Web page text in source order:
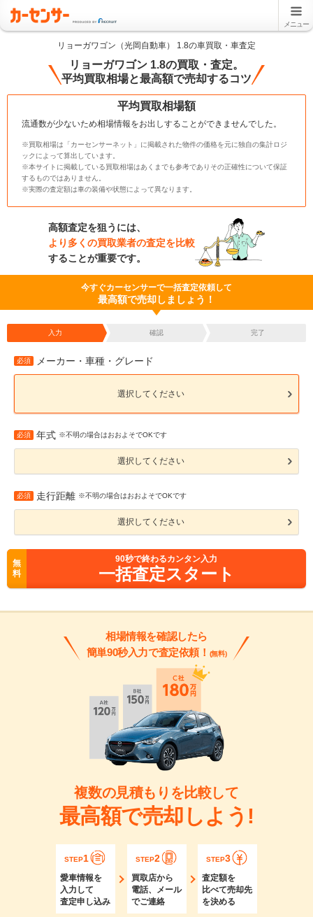
メニュー
リョーガワゴン（光岡自動車） 1.8の車買取・車査定
リョーガワゴン 1.8の買取・査定。
平均買取相場と最高額で売却するコツ
平均買取相場額
流通数が少ないため相場情報をお出しすることができませんでした。
※買取相場は「カーセンサーネット」に掲載された物件の価格を元に独自の集計ロジ
ックによって算出しています。
※本サイトに掲載している買取相場はあくまでも参考でありその正確性について保証
するものではありません。
※実際の査定額は車の装備や状態によって異なります。
高額査定を狙うには、
より多くの買取業者の査定を比較
することが重要です。
今すぐカーセンサーで一括査定依頼して
最高額で売却しましょう！
入力 確認 完了
必須 メーカー・車種・グレード
選択してください
必須 年式 ※不明の場合はおおよそでOKです
選択してください
必須 走行距離 ※不明の場合はおおよそでOKです
選択してください
無
料
90秒で終わるカンタン入力
一括査定スタート
相場情報を確認したら
簡単90秒入力で査定依頼！ (無料)
複数の見積もりを比較して
最高額で売却しよう!
STEP1
愛車情報を
入力して
査定申し込み
STEP2
買取店から
電話、メール
でご連絡
STEP3
査定額を
比べて売却先
を決める